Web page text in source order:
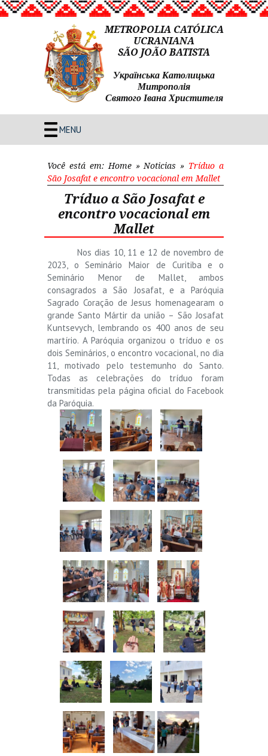
METROPOLIA CATÓLICA
UCRANIANA
SÃO JOÃO BATISTA
Українська Католицька
Митрополія
Святого Івана Христителя
MENU
Você está em: Home» Noticias » Tríduo a
São Josafat e encontro vocacional em Mallet
Tríduo a São Josafat e
encontro vocacional em
Mallet
Nos dias 10, 11 e 12 de novembro de
2023, o Seminário Maior de Curitiba e o
Seminário Menor de Mallet, ambos
consagrados a São Josafat, e a Paróquia
Sagrado Coração de Jesus homenagearam o
grande Santo Mártir da união – São Josafat
Kuntsevych, lembrando os 400 anos de seu
martírio. A Paróquia organizou o tríduo e os
dois Seminários, o encontro vocacional, no dia
11, motivado pelo testemunho do Santo.
Todas as celebrações do tríduo foram
transmitidas pela página oficial do Facebook
da Paróquia.